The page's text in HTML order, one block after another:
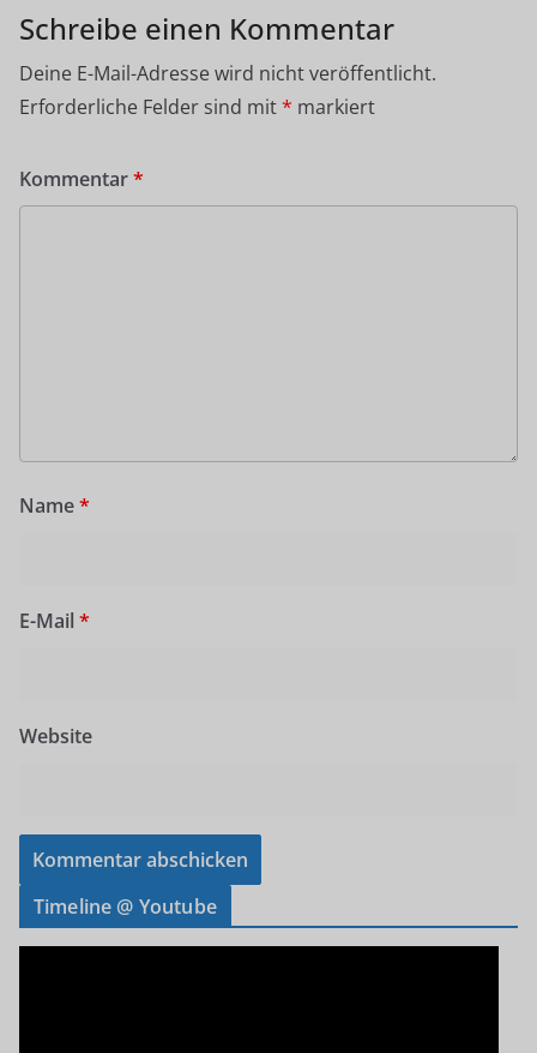
Schreibe einen Kommentar
Deine E-Mail-Adresse wird nicht veröffentlicht.
Erforderliche Felder sind mit* markiert
Kommentar*
Name*
E-Mail *
Website
Timeline @ Youtube